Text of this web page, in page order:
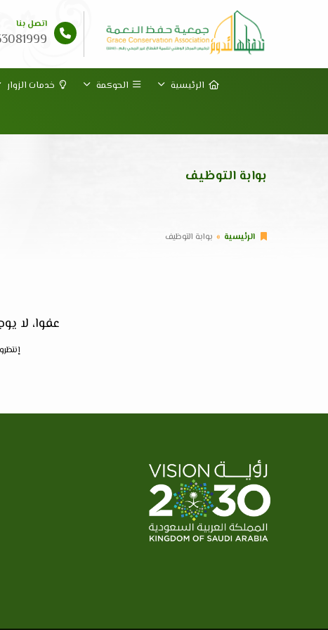
اتصل بنا
الرئيسية الحوكمة خدمات الزوار
بوابة التوظيف
الرئيسية بوابة التوظيف
عفوا، لا